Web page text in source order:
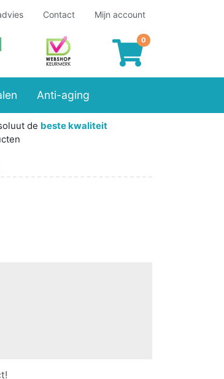
Contact Mijn account
Anti-aging
de beste kwaliteit